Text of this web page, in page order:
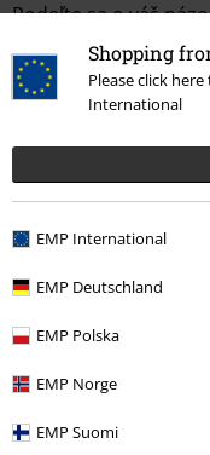
Shopping
Please click
International
EMP International
EMP Deutschland
EMP Polska
EMP Norge
EMP Suomi
Podeľte sa o váš
Napísať hodnotenie